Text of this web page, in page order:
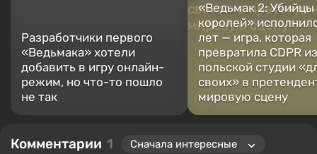
Разработчики первого
«Ведьмака» хотели
добавить в игру онлайн-
режим, но что-то пошло
не так
«Ведьмак 2: Убийцы
королей»
лет — игра, которая
превратила CDPR из
польской студии
своих» в
мировую сцену
Комментарии 1